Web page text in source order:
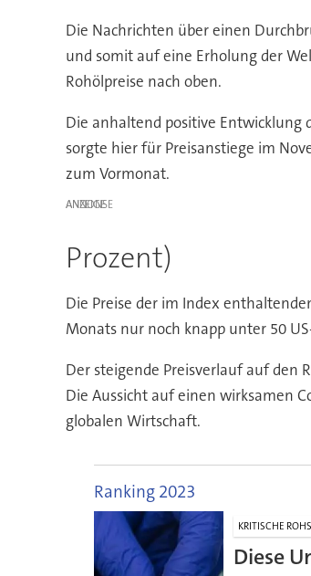
Die Nachrichten über einen
und somit auf eine Erholung der
Rohölpreise nach oben.
Die anhaltend positive
sorgte hier für Preisanstiege im
zum Vormonat.
ANZEIGE
Prozent)
Die Preise der im Index
Monats nur noch knapp unter 50
Der steigende Preisverlauf auf den
Die Aussicht auf einen wirksamen
globalen Wirtschaft.
Ranking 2023
KRITISCHE
Diese